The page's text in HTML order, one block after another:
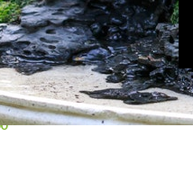
Pequeñas
Bonsai.
de pescado 1 Kg